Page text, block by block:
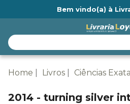
Bem vindo(a) à
Home Livros Ciências
2014 - turning silver